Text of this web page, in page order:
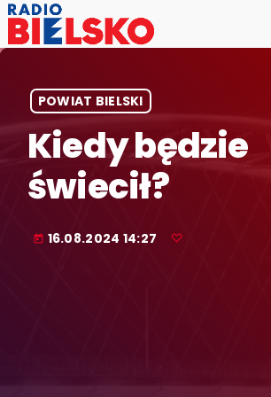
POWIAT BIELSKI
Kiedy będzie
świecił?
today 16.08.2024 14:27